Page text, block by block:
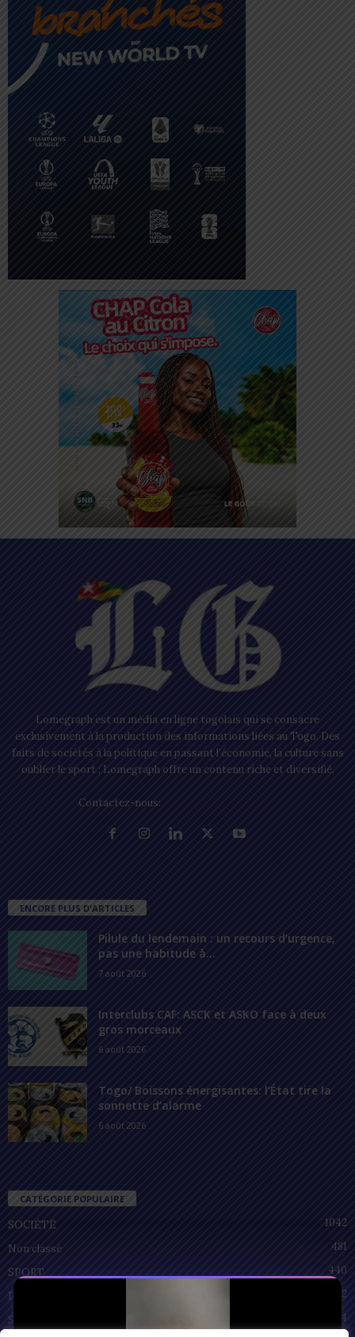
Lomegraph est un média en ligne togolais qui se consacre
exclusivement à la production des informations liées au Togo. Des
faits de sociétés à la politique en passant l’économie, la culture sans
oublier le sport ; Lomegraph offre un contenu riche et diversifié.
Contactez-nous:
ENCORE PLUS D'ARTICLES
Pilule du lendemain : un recours d’urgence,
pas une habitude à...
7 août 2026
Interclubs CAF: ASCK et ASKO face à deux
gros morceaux
6 août 2026
Togo/ Boissons énergisantes: l’État tire la
sonnette d’alarme
6 août 2026
CATÉGORIE POPULAIRE
SOCIÉTÉ
1042
Non classé
481
SPORT
440
POLITIQUE
212
SANTÉ
94